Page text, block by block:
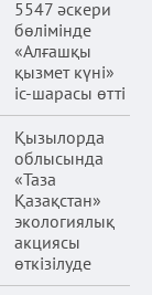
5547 әскери
бөлімінде
«Алғашқы
қызмет күні»
іс-шарасы өтті
Қызылорда
облысында
«Таза
Қазақстан»
экологиялық
акциясы
өткізілуде